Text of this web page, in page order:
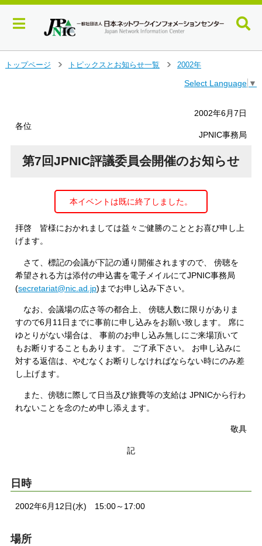
トップページ
トピックスとお知らせ一覧
2002年
Select Language ▼
2002年6月7日
各位
JPNIC事務局
第7回JPNIC評議委員会開催のお知らせ
本イベントは既に終了しました。
拝啓 皆様におかれましては益々ご健勝のこととお喜び申し上
げます。
さて、標記の会議が下記の通り開催されますので、 傍聴を
希望される方は添付の申込書を電子メイルにてJPNIC事務局
(secretariat@nic.ad.jp)までお申し込み下さい。
なお、会議場の広さ等の都合上、 傍聴人数に限りがありま
すので6月11日までに事前に申し込みをお願い致します。 席に
ゆとりがない場合は、 事前のお申し込み無しにご来場頂いて
もお断りすることもあります。 ご了承下さい。 お申し込みに
対する返信は、やむなくお断りしなければならない時にのみ差
し上げます。
また、傍聴に際して日当及び旅費等の支給は JPNICから行わ
れないことを念のため申し添えます。
敬具
記
日時
2002年6月12日(水) 15:00～17:00
場所